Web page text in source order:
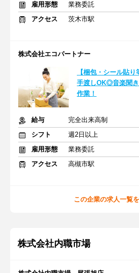
雇用形態
業務委託
アクセス
茨木市駅
株式会社エコパートナー
【梱包・シール貼
手渡しOK◎音楽聞
作業！
給与
完全出来高制
シフト
週2日以上
雇用形態
業務委託
アクセス
高槻市駅
この企業の求人一覧
株式会社内職市場